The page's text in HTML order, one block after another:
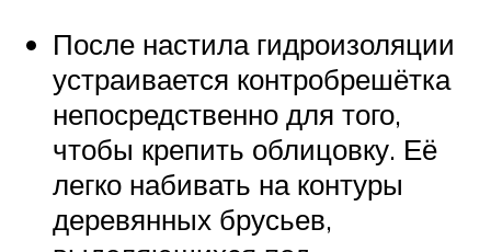
После настила гидроизоляции
устраивается контробрешётка
непосредственно для того,
чтобы крепить облицовку. Её
легко набивать на контуры
деревянных брусьев,